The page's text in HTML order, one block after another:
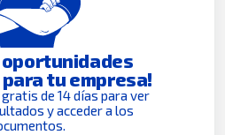
oportunidades
tu empresa!
de 14 días para ver
y acceder a los